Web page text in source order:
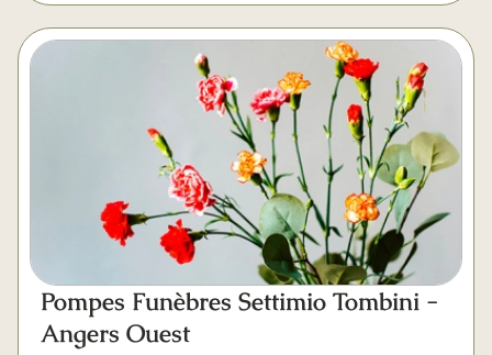
Pompes Funèbres Settimio Tombini -
Angers Ouest